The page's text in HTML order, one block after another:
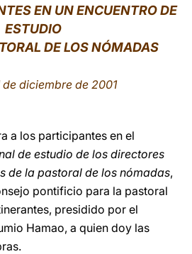
中文
LATINE
EN UN ENCUENTRO DE
ESTUDIO
DE LOS NÓMADAS
de diciembre de 2001
a los participantes en el
de estudio de los directores
de la pastoral de los nómadas,
pontificio para la pastoral
presidido por el
Hamao, a quien doy las